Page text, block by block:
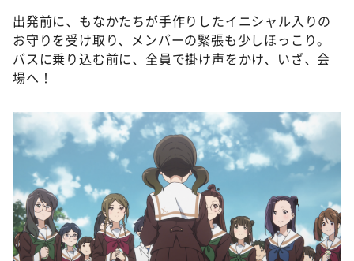
出発前に、もなかたちが手作りしたイニシャル入りの
お守りを受け取り、メンバーの緊張も少しほっこり。
バスに乗り込む前に、全員で掛け声をかけ、いざ、会
場へ！